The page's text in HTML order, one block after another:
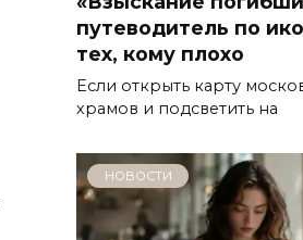
путеводитель по
тех, кому плохо
Если открыть карту
храмов и подсветить на
НОВОСТИ